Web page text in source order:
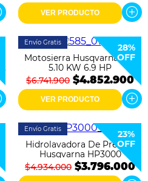
VER PRODUCTO
Envío Gratis
28%
OFF
Motosierra Husqvarna 585
5.10 KW 6.9 HP
$6.741.900 $4.852.900
VER PRODUCTO
Envío Gratis
23%
OFF
Hidrolavadora De Presión
Husqvarna HP3000
$4.934.000 $3.796.000